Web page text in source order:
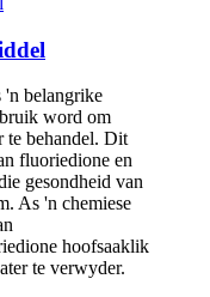
belangrike
word om
te behandel. Dit
fluoriedione en
gesondheid van
As 'n chemiese
hoofsaaklik
te verwyder.